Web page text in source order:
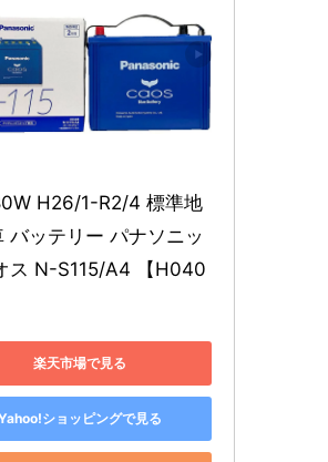
バッテリー パナソニッ
ス N-S115/A4 【H040
楽天市場で見る
ショッピングで見る